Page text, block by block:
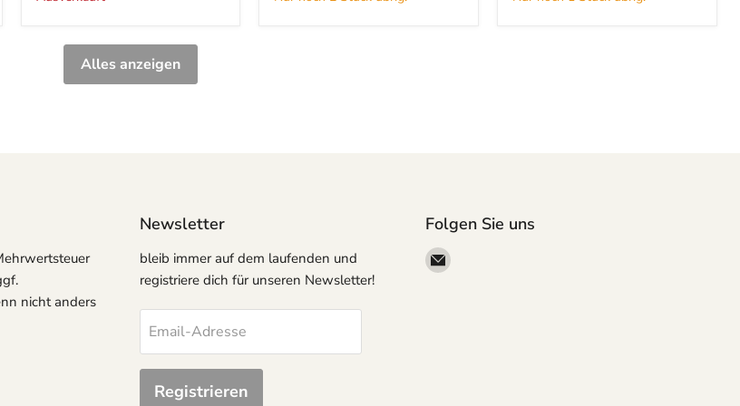
Alles anzeigen
nicht anders
Newsletter
bleib immer auf dem laufenden und
registriere dich für unseren Newsletter!
Email-Adresse
Registrieren
Folgen Sie uns
Email